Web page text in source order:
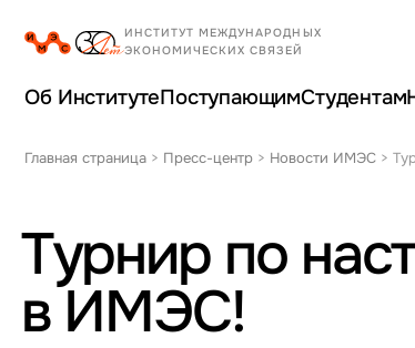
Об ИнститутеПоступающимСтудентам
Главная страница > Пресс-центр > Новости ИМЭС >
Турнир по
в ИМЭС!